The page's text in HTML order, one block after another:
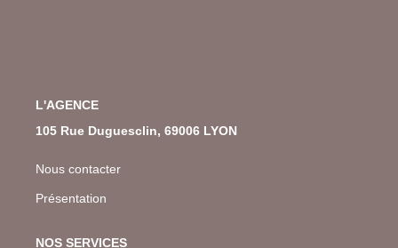
L'AGENCE
105 Rue Duguesclin, 69006 LYON
Nous contacter
Présentation
NOS SERVICES